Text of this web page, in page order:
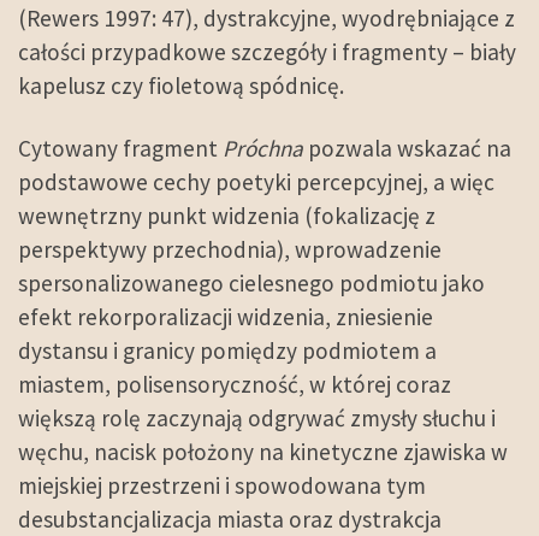
(Rewers 1997: 47), dystrakcyjne, wyodrębniające z
całości przypadkowe szczegóły i fragmenty – biały
kapelusz czy fioletową spódnicę.
Cytowany fragment Próchna pozwala wskazać na
podstawowe cechy poetyki percepcyjnej, a więc
wewnętrzny punkt widzenia (fokalizację z
perspektywy przechodnia), wprowadzenie
spersonalizowanego cielesnego podmiotu jako
efekt rekorporalizacji widzenia, zniesienie
dystansu i granicy pomiędzy podmiotem a
miastem, polisensoryczność, w której coraz
większą rolę zaczynają odgrywać zmysły słuchu i
węchu, nacisk położony na kinetyczne zjawiska w
miejskiej przestrzeni i spowodowana tym
desubstancjalizacja miasta oraz dystrakcja